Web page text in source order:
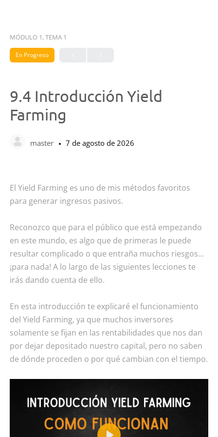
MÓDULO 1, TEMA 1
En Progreso
9.4 Introducción Yield
Farming
master 7 de agosto de 2026
El Yield Farming es uno de mis métodos favoritos
para generar ingresos pasivos.
Reconozco que para el público que está empezando
en este mundo, es algo que de primeras le puede
resultar complicado o que entraña muchos riesgos…
¡para nada! A lo largo de las siguientes lecciones te
irás dando cuenta de ello.
En esta introducción te explicaré el funcionamiento
del Yield Farming, ya que muchos inversores
solamente se fijan en las rentabilidades que nos dan
por dejar depositado nuestro capital, pero no saben
de dónde proceden o por qué cambian con el tiempo.